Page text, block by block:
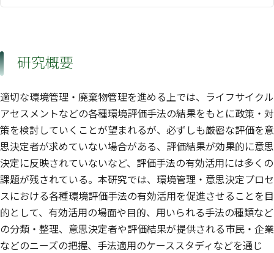
研究概要
適切な環境管理・廃棄物管理を進める上では、ライフサイクル
アセスメントなどの各種環境評価手法の結果をもとに政策・対
策を検討していくことが望まれるが、必ずしも厳密な評価を意
思決定者が求めていない場合がある、評価結果が効果的に意思
決定に反映されていないなど、評価手法の有効活用には多くの
課題が残されている。本研究では、環境管理・意思決定プロセ
スにおける各種環境評価手法の有効活用を促進させることを目
的として、有効活用の場面や目的、用いられる手法の種類など
の分類・整理、意思決定者や評価結果が提供される市民・企業
などのニーズの把握、手法適用のケーススタディなどを通じ